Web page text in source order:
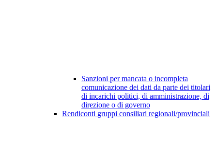
Sanzioni per mancata o incompleta
comunicazione dei dati da parte dei titolari
di incarichi politici, di amministrazione, di
direzione o di governo
Rendiconti gruppi consiliari regionali/provinciali